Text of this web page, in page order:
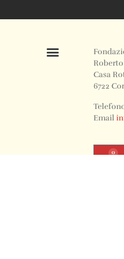
Casa
6722
Email
0